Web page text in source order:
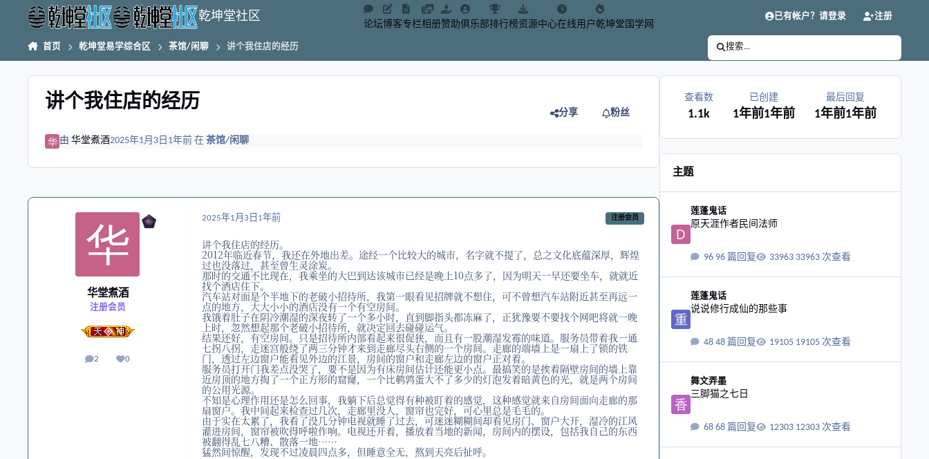
跳转到帖子
乾坤堂社区
论坛博客专栏相册赞助俱乐部排行榜资源中心在线用户乾坤堂国学网
已有帐户？请登录 注册
首页 乾坤堂易学综合区 茶馆/闲聊 讲个我住店的经历 搜索...
讲个我住店的经历
分享 粉丝
由 华堂煮酒2025年1月3日 1年前 在 茶馆/闲聊
华堂煮酒
注册会员
2
帖子 0
声誉
2025年1月3日 1年前 注册会员
讲个我住店的经历。
2012年临近春节，我还在外地出差。途经一个比较大的城市，名字就不提了，总之文化底蕴深厚，辉煌
过也没落过，甚至曾生灵涂炭。
那时的交通不比现在，我乘坐的大巴到达该城市已经是晚上10点多了，因为明天一早还要坐车，就就近
找个酒店住下。
汽车站对面是个半地下的老破小招待所，我第一眼看见招牌就不想住，可不曾想汽车站附近甚至再远一
点的地方，大大小小的酒店没有一个有空房间。
我饿着肚子在阴冷潮湿的深夜转了一个多小时，直到脚指头都冻麻了，正犹豫要不要找个网吧将就一晚
上时，忽然想起那个老破小招待所，就决定回去碰碰运气。
结果还好，有空房间。只是招待所内部看起来很促狭，而且有一股潮湿发霉的味道。服务员带着我一通
七拐八拐，走迷宫般绕了两三分钟才来到走廊尽头右侧的一个房间。走廊的端墙上是一扇上了锁的铁
门，透过左边窗户能看见外边的江景，房间的窗户和走廊左边的窗户正对着。
服务员打开门我差点没哭了，要不是因为有床房间估计还能更小点。最搞笑的是挨着隔壁房间的墙上靠
近房顶的地方掏了一个正方形的窟窿，一个比鹌鹑蛋大不了多少的灯泡发着暗黄色的光，就是两个房间
的公用光源。
不知是心理作用还是怎么回事，我躺下后总觉得有种被盯着的感觉，这种感觉就来自房间面向走廊的那
扇窗户。我中间起来检查过几次，走廊里没人，窗帘也完好，可心里总是毛毛的。
由于实在太累了，我看了没几分钟电视就睡了过去，可迷迷糊糊间却看见房门、窗户大开，湿冷的江风
灌进房间，窗帘被吹得呼啦作响。电视还开着，播放着当地的新闻，房间内的摆设，包括我自己的东西
被翻得乱七八糟、散落一地……
猛然间惊醒，发现不过凌晨四点多，但睡意全无，熬到天亮后扯呼。
查看数
1.1k
已创建
1年前1年前
最后回复
1年前1年前
主题
原天涯作者民间法师
莲蓬鬼话
原天涯作者民间法师
96 篇回复 33963 次查看
莲蓬鬼话
说说修行成仙的那些事
48 篇回复 19105 次查看
舞文弄墨
三脚猫之七日
68 篇回复 12303 次查看